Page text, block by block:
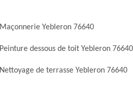
Maçonnerie Yebleron 76640
Peinture dessous de toit Yebleron 76640
Nettoyage de terrasse Yebleron 76640